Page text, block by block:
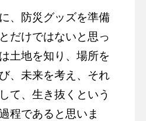
、防災グッズを準備
だけではないと思っ
土地を知り、場所を
、未来を考え、それ
て、生き抜くという
程であると思いま